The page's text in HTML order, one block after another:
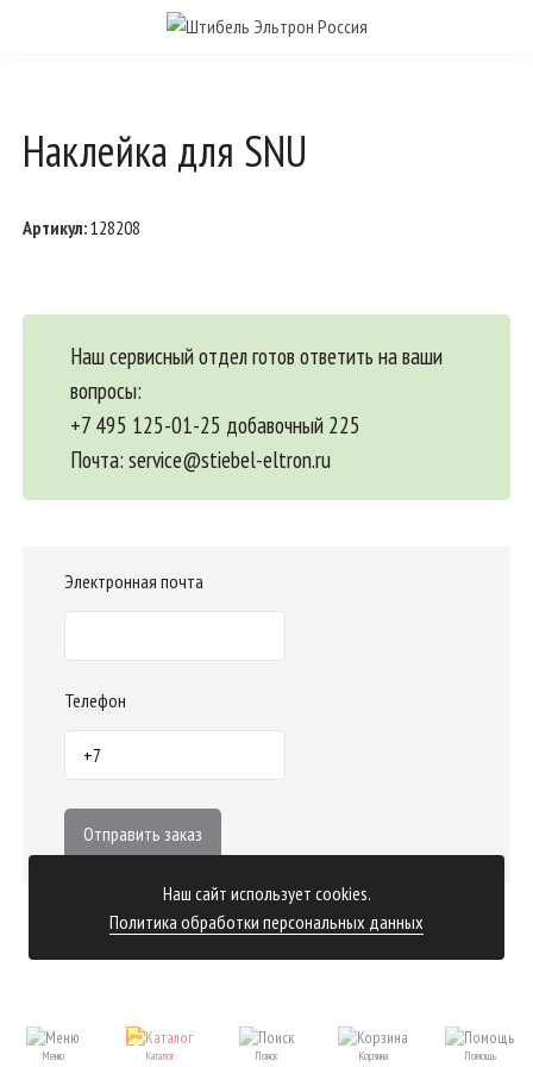
Наклейка для SNU
Артикул:128208
Наш сервисный отдел готов ответить на ваши
вопросы:
+7 495 125-01-25 добавочный 225
Почта: service@stiebel-eltron.ru
Электронная почта
Телефон
Отправить заказ
Меню Каталог Поиск Корзина Помощь
Наш сайт использует cookies.
Политика обработки персональных данных